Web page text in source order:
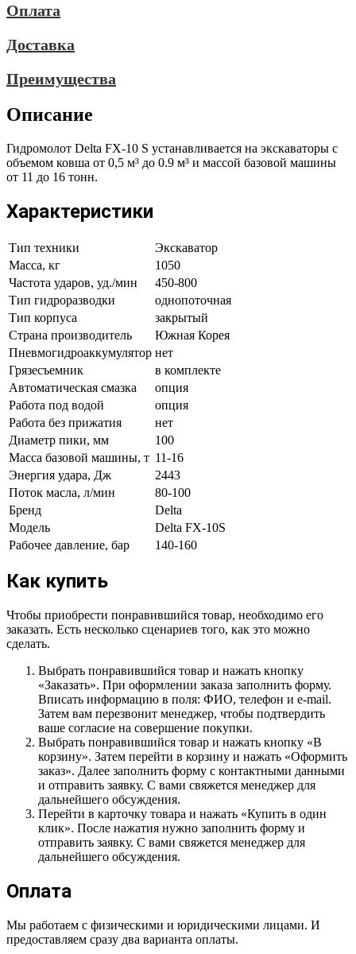
Оплата
Доставка
Преимущества
Описание
Гидромолот Delta FX-10 S устанавливается на экскаваторы с
объемом ковша от 0,5 м³ до 0.9 м³ и массой базовой машины
от 11 до 16 тонн.
Характеристики
Тип техники
Экскаватор
Масса, кг
1050
Частота ударов, уд./мин
450-800
Тип гидроразводки
однопоточная
Тип корпуса
закрытый
Страна производитель
Южная Корея
Пневмогидроаккумулятор нет
Грязесъемник
в комплекте
Автоматическая смазка
опция
Работа под водой
опция
Работа без прижатия
нет
Диаметр пики, мм
100
Масса базовой машины, т 11-16
Энергия удара, Дж
2443
Поток масла, л/мин
80-100
Бренд
Delta
Модель
Delta FX-10S
Рабочее давление, бар
140-160
Как купить
Чтобы приобрести понравившийся товар, необходимо его
заказать. Есть несколько сценариев того, как это можно
сделать.
Выбрать понравившийся товар и нажать кнопку
«Заказать». При оформлении заказа заполнить форму.
Вписать информацию в поля: ФИО, телефон и e-mail.
Затем вам перезвонит менеджер, чтобы подтвердить
ваше согласие на совершение покупки.
Выбрать понравившийся товар и нажать кнопку «В
корзину». Затем перейти в корзину и нажать «Оформить
заказ». Далее заполнить форму с контактными данными
и отправить заявку. С вами свяжется менеджер для
дальнейшего обсуждения.
Перейти в карточку товара и нажать «Купить в один
клик». После нажатия нужно заполнить форму и
отправить заявку. С вами свяжется менеджер для
дальнейшего обсуждения.
Оплата
Мы работаем с физическими и юридическими лицами. И
предоставляем сразу два варианта оплаты.